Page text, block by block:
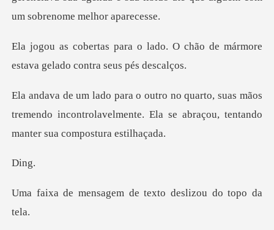
do. O chão de mármore
estava ge
as mãos
tremendo incontrolavelmente. Ela se abra
i
gem de texto desli